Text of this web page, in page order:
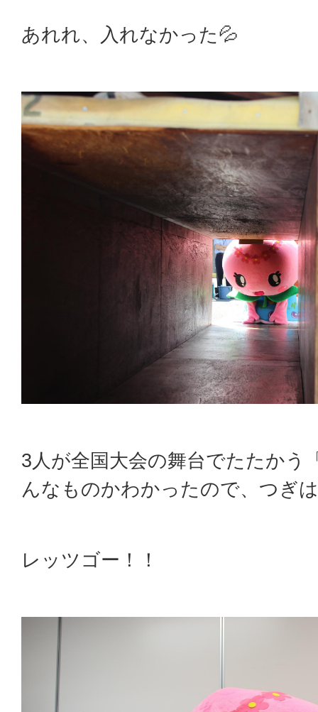
あれれ、入れなかった💦
3人が全国大会の舞台でたたかう
んなものかわかったので、つぎ
レッツゴー！！